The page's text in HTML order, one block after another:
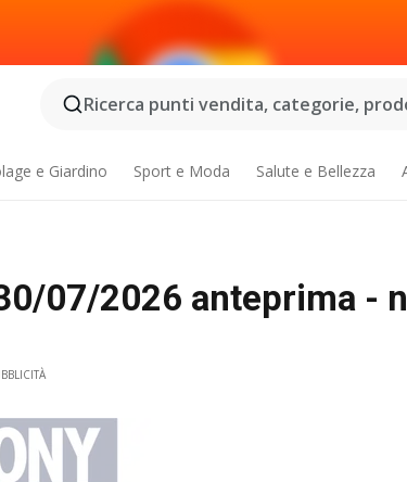
Ricerca punti vendita, categorie,
e Giardino Sport e Moda Salute e Bellezza
07/2026 anteprima -